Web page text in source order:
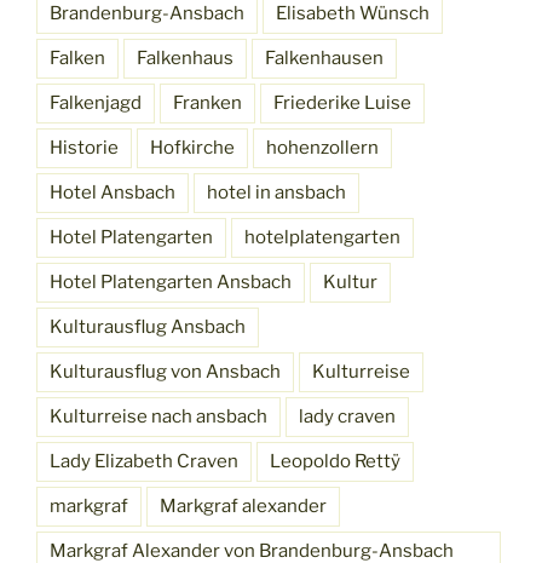
Brandenburg-Ansbach Elisabeth Wünsch
Falken Falkenhaus Falkenhausen
Falkenjagd Franken Friederike Luise
Historie Hofkirche hohenzollern
Hotel Ansbach hotel in ansbach
Hotel Platengarten hotelplatengarten
Hotel Platengarten Ansbach Kultur
Kulturausflug Ansbach
Kulturausflug von Ansbach Kulturreise
Kulturreise nach ansbach lady craven
Lady Elizabeth Craven Leopoldo Rettÿ
markgraf Markgraf alexander
Markgraf Alexander von Brandenburg-Ansbach